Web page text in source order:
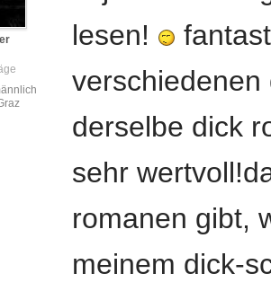
lesen!
derselbe dick
sehr
romanen gibt,
meinem dick-